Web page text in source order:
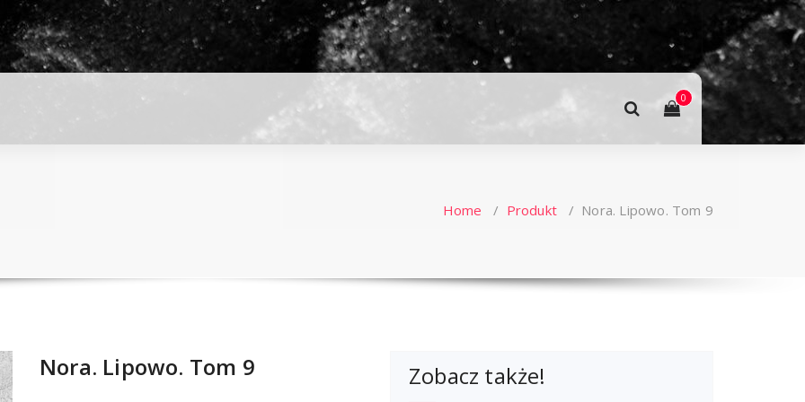
0
Home / Produkt/ Nora. Lipowo. Tom 9
Nora. Lipowo. Tom 9 Zobacz także!